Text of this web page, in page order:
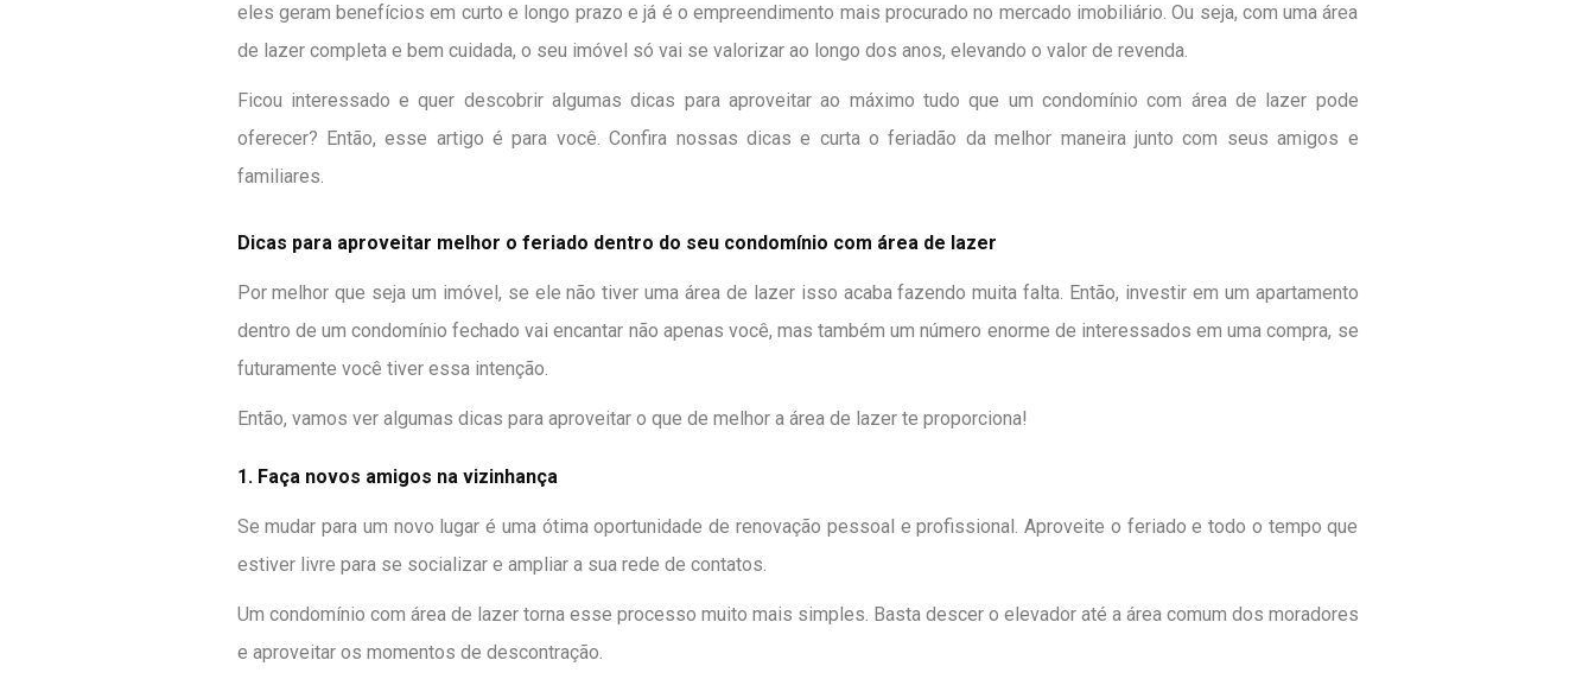
eles geram benefícios em curto e longo prazo e já é o empreendimento mais procurado no mercado imobiliário. Ou seja, com uma área
de lazer completa e bem cuidada, o seu imóvel só vai se valorizar ao longo dos anos, elevando o valor de revenda.
Ficou interessado e quer descobrir algumas dicas para aproveitar ao máximo tudo que um condomínio com área de lazer pode
oferecer? Então, esse artigo é para você. Confira nossas dicas e curta o feriadão da melhor maneira junto com seus amigos e
familiares.
Dicas para aproveitar melhor o feriado dentro do seu condomínio com área de lazer
Por melhor que seja um imóvel, se ele não tiver uma área de lazer isso acaba fazendo muita falta. Então, investir em um apartamento
dentro de um condomínio fechado vai encantar não apenas você, mas também um número enorme de interessados em uma compra, se
futuramente você tiver essa intenção.
Então, vamos ver algumas dicas para aproveitar o que de melhor a área de lazer te proporciona!
1. Faça novos amigos na vizinhança
Se mudar para um novo lugar é uma ótima oportunidade de renovação pessoal e profissional. Aproveite o feriado e todo o tempo que
estiver livre para se socializar e ampliar a sua rede de contatos.
Um condomínio com área de lazer torna esse processo muito mais simples. Basta descer o elevador até a área comum dos moradores
e aproveitar os momentos de descontração.